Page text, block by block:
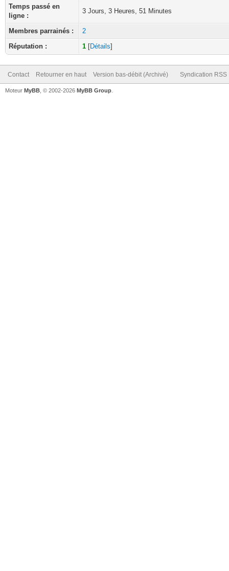
Temps passé en
ligne :
3 Jours, 3 Heures, 51 Minutes
Membres parrainés :
2
Réputation :
1 [Détails]
Contact Retourner en haut Version bas-débit (Archivé) Syndication RSS
Moteur MyBB , © 2002-2026 MyBB Group